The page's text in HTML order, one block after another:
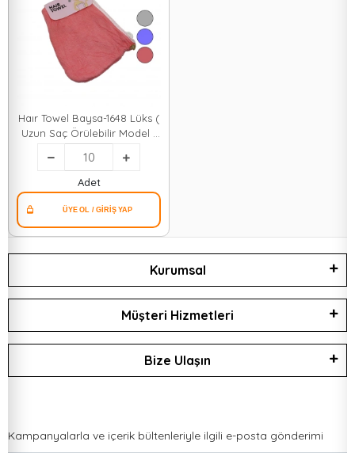
Haır Towel Baysa-1648 Lüks (
Uzun Saç Örülebilir Model )
Renkli Havlu ( Saç Bonesi ) (
Ayıcık Düğmeli )*10x50
Adet
Kurumsal
Müşteri Hizmetleri
Bize Ulaşın
Kampanyalarla ve içerik bültenleriyle ilgili e-posta gönderimi